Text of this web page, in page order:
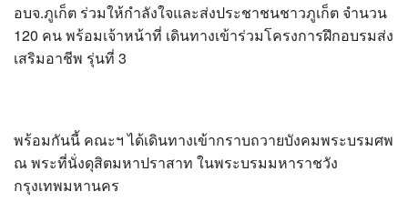
?>
อบจ.ภูเก็ต ร่วมให้กำลังใจและส่งประชาชนชาวภูเก็ต จำนวน
120 คน พร้อมเจ้าหน้าที่ เดินทางเข้าร่วมโครงการฝึกอบรมส่ง
เสริมอาชีพ รุ่นที่ 3
พร้อมกันนี้ คณะฯ ได้เดินทางเข้ากราบถวายบังคมพระบรมศพ
ณ พระที่นั่งดุสิตมหาปราสาท ในพระบรมมหาราชวัง
กรุงเทพมหานคร